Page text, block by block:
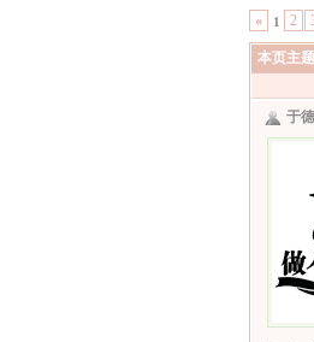
«
1 2
本页主
于